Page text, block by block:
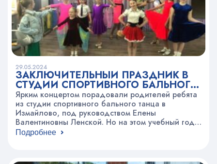
29.05.2024
ЗАКЛЮЧИТЕЛЬНЫЙ ПРАЗДНИК В
СТУДИИ СПОРТИВНОГО БАЛЬНОГО
ТАНЦА
Ярким концертом порадовали родителей ребята
из студии спортивного бального танца в
Измайлово, под руководством Елены
Валентиновны Ленской. Но на этом учебный год
не заканчивается: впереди еще несколько
Подробнее